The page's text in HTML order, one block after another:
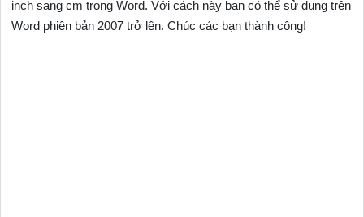
inch sang cm trong Word. Với cách này bạn có thể sử dụng trên
Word phiên bản 2007 trở lên. Chúc các bạn thành công!